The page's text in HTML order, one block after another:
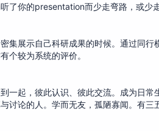
了你的presentation而少走弯路，或少
集展示自己科研成果的时候。通过同行
个较为系统的评价。
一起，彼此认识、彼此交流。成为日
讨论的人。学而无友，孤陋寡闻。有三